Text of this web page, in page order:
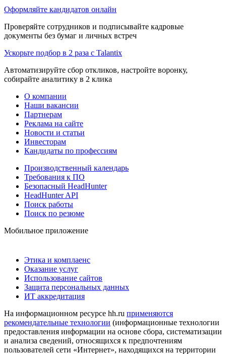
Оформляйте кандидатов онлайн
Проверяйте сотрудников и подписывайте кадровые
документы без бумаг и личных встреч
Ускорьте подбор в 2 раза с Talantix
Автоматизируйте сбор откликов, настройте воронку,
собирайте аналитику в 2 клика
О компании
Наши вакансии
Партнерам
Реклама на сайте
Новости и статьи
Инвесторам
Кандидаты по профессиям
Производственный календарь
Требования к ПО
Безопасный HeadHunter
HeadHunter API
Поиск работы
Поиск по резюме
Мобильное приложение
Этика и комплаенс
Оказание услуг
Использование сайтов
Защита персональных данных
ИТ аккредитация
На информационном ресурсе hh.ru применяются
рекомендательные технологии (информационные технологии
предоставления информации на основе сбора, систематизации
и анализа сведений, относящихся к предпочтениям
пользователей сети «Интернет», находящихся на территории